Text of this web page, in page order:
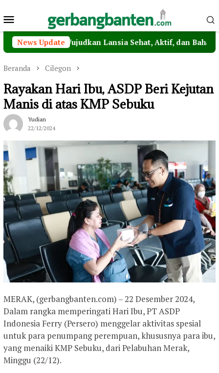
ke
Menu
Mobile
News Update
Wujudkan Lansia Sehat, Aktif, dan Bahagia
Beranda Cilegon
Rayakan Hari Ibu, ASDP Beri Kejutan
Manis di atas KMP Sebuku
Yudian
22/12/2024
MERAK, (gerbangbanten.com) – 22 Desember 2024,
Dalam rangka memperingati Hari Ibu, PT ASDP
Indonesia Ferry (Persero) menggelar aktivitas spesial
untuk para penumpang perempuan, khususnya para ibu,
yang menaiki KMP Sebuku, dari Pelabuhan Merak,
Minggu (22/12).